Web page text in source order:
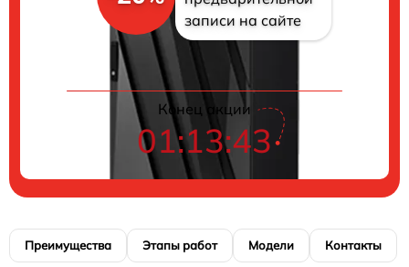
записи на сайте
Конец акции
01:13:43
Преимущества Этапы работ Модели Контакты